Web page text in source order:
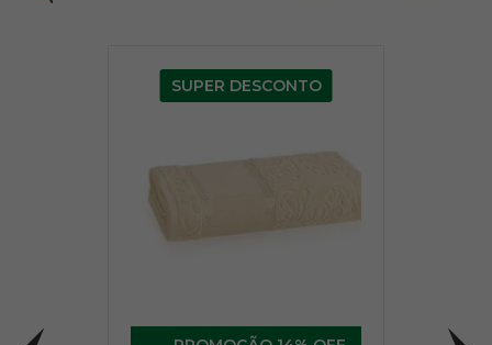
SUPER DESCONTO